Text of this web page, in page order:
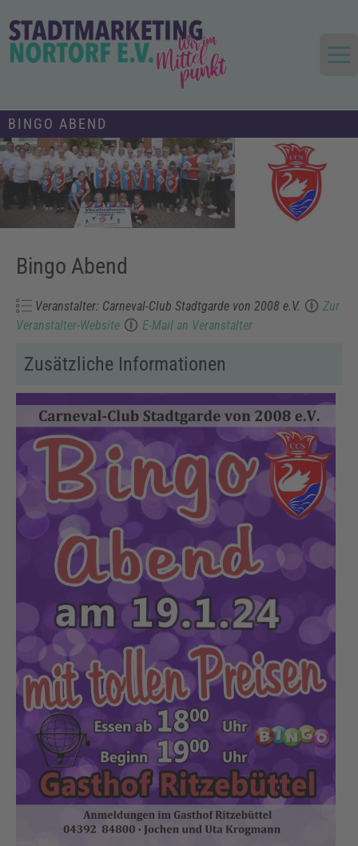
content
Stadtmarketing und Tourismus
Nortorf und Umland e.V.
BINGO ABEND
Bingo Abend
Veranstalter: Carneval-Club Stadtgarde von 2008 e.V.
Zur
Veranstalter-Website
E-Mail an Veranstalter
Zusätzliche Informationen